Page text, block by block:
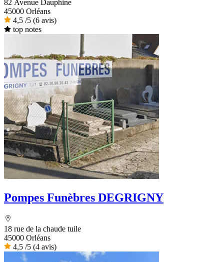
82 Avenue Dauphine
45000 Orléans
4,5 /5 (6 avis)
top notes
Pompes Funèbres DEGRIGNY
18 rue de la chaude tuile
45000 Orléans
4,5 /5 (4 avis)